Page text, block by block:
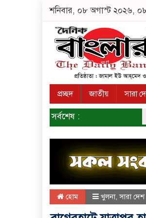
শনিবার, ০৮ অগাস্ট ২০২৬,
প্রচ্ছদ জাতীয় সারা
সর্বশেষ :
হোম খুলনা,সারা দেশ